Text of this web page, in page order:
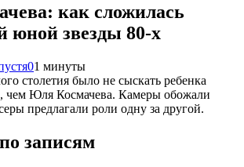
как сложилась
юной звезды 80-х
01 минуты
столетия было не сыскать ребенка
чем Юля Космачева. Камеры обожали
предлагали роли одну за другой.
записям